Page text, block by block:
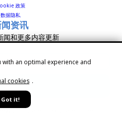
政策
数据隐私
资讯
闻和更多内容更新
提交
tips and tricks, and other
an optimal experience and
cookies .
Got it!